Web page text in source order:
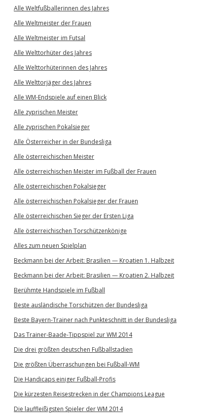
Alle Weltfußballerinnen des Jahres
Alle Weltmeister der Frauen
Alle Weltmeister im Futsal
Alle Welttorhüter des Jahres
Alle Welttorhüterinnen des Jahres
Alle Welttorjäger des Jahres
Alle WM-Endspiele auf einen Blick
Alle zyprischen Meister
Alle zyprischen Pokalsieger
Alle Österreicher in der Bundesliga
Alle österreichischen Meister
Alle österreichischen Meister im Fußball der Frauen
Alle österreichischen Pokalsieger
Alle österreichischen Pokalsieger der Frauen
Alle österreichischen Sieger der Ersten Liga
Alle österreichischen Torschützenkönige
Alles zum neuen Spielplan
Beckmann bei der Arbeit: Brasilien — Kroatien 1. Halbzeit
Beckmann bei der Arbeit: Brasilien — Kroatien 2. Halbzeit
Berühmte Handspiele im Fußball
Beste ausländische Torschützen der Bundesliga
Beste Bayern-Trainer nach Punkteschnitt in der Bundesliga
Das Trainer-Baade-Tippspiel zur WM 2014
Die drei größten deutschen Fußballstadien
Die größten Überraschungen bei Fußball-WM
Die Handicaps einiger Fußball-Profis
Die kürzesten Reisestrecken in der Champions League
Die lauffleißigsten Spieler der WM 2014